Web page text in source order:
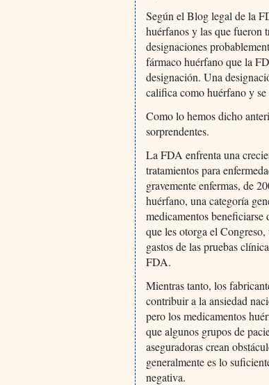
Según el Blog legal de la
huérfanos y las que fueron
designaciones
fármaco huérfano que la
designación. Una
califica como huérfano y se
Como lo hemos dicho
sorprendentes.
La FDA enfrenta una
tratamientos para
gravemente enfermas, de
huérfano, una categoría
medicamentos
que les otorga el
gastos de las pruebas
FDA.
Mientras tanto, los
contribuir a la ansiedad
pero los medicamentos
que algunos grupos de
aseguradoras crean
generalmente es lo
negativa.